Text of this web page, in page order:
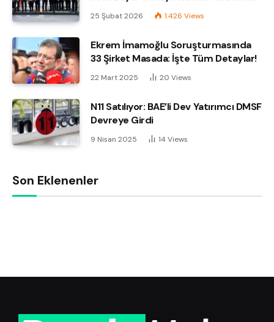
25 Şubat 2026 1.426 Views
Ekrem İmamoğlu Soruşturmasında
33 Şirket Masada: İşte Tüm Detaylar!
22 Mart 2025 20 Views
N11 Satılıyor: BAE’li Dev Yatırımcı DMSF
Devreye Girdi
9 Nisan 2025 14 Views
Son Eklenenler